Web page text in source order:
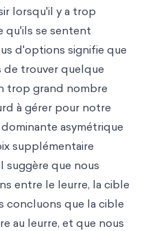
lorsqu'il y a trop
qu'ils se sentent
d'options signifie que
de trouver quelque
trop grand nombre
à gérer pour notre
dominante asymétrique
supplémentaire
suggère que nous
entre le leurre, la cible
concluons que la cible
au leurre, et que nous